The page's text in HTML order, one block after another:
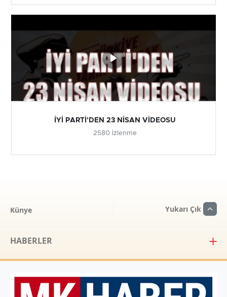
İYİ PARTİ'DEN 23 NİSAN VİDEOSU
2580 İzlenme
Künye Yukarı Çık
HABERLER